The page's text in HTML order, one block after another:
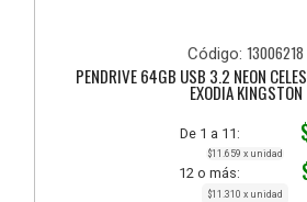
Código: 13006218
PENDRIVE 64GB USB 3.2 NEON
EXODIA KINGSTON
De 1 a 11:
$11.659 x unidad
12 o más:
$11.310 x unidad